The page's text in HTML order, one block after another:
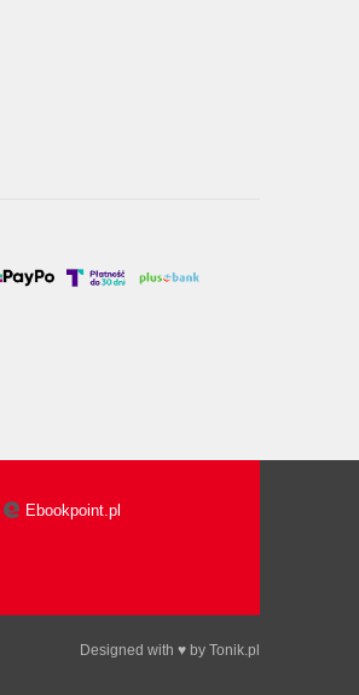
Ebookpoint.pl
Designed with ♥ by Tonik.pl